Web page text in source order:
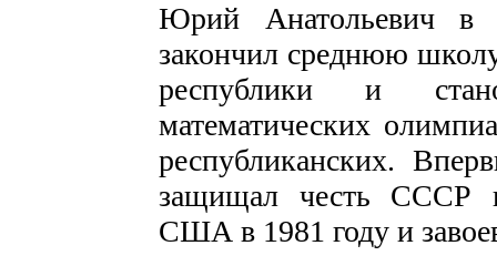
Юрий Анатольевич в
закончил среднюю
республики и
математических
республиканских.
защищал честь СССР
США в 1981 году и